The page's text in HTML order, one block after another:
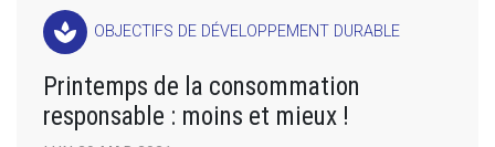
spa OBJECTIFS DE DÉVELOPPEMENT DURABLE
Printemps de la consommation
responsable : moins et mieux !